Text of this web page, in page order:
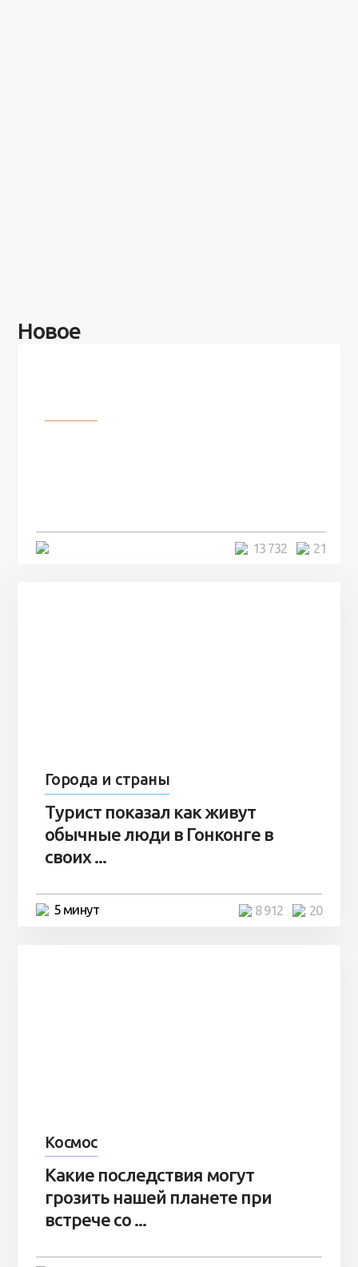
Новое
21
13 732
Города и страны
Турист показал как живут
обычные люди в Гонконге в
своих ...
5 минут 20
8 912
Космос
Какие последствия могут
грозить нашей планете при
встрече со ...